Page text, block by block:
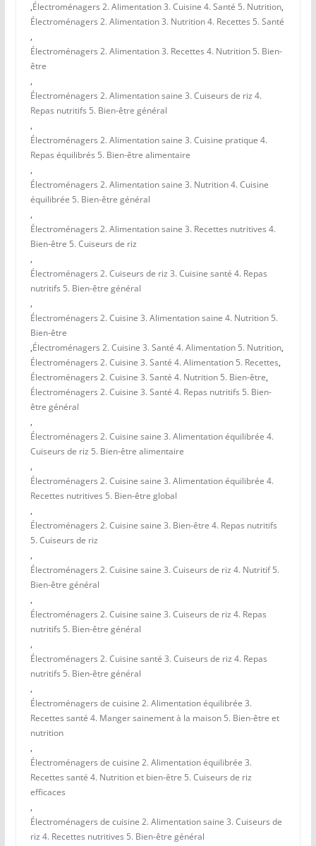
,Électroménagers 2. Alimentation 3. Cuisine 4. Santé 5. Nutrition,
Électroménagers 2. Alimentation 3. Nutrition 4. Recettes 5. Santé
,
Électroménagers 2. Alimentation 3. Recettes 4. Nutrition 5. Bien-
être
,
Électroménagers 2. Alimentation saine 3. Cuiseurs de riz 4.
Repas nutritifs 5. Bien-être général
,
Électroménagers 2. Alimentation saine 3. Cuisine pratique 4.
Repas équilibrés 5. Bien-être alimentaire
,
Électroménagers 2. Alimentation saine 3. Nutrition 4. Cuisine
équilibrée 5. Bien-être général
,
Électroménagers 2. Alimentation saine 3. Recettes nutritives 4.
Bien-être 5. Cuiseurs de riz
,
Électroménagers 2. Cuiseurs de riz 3. Cuisine santé 4. Repas
nutritifs 5. Bien-être général
,
Électroménagers 2. Cuisine 3. Alimentation saine 4. Nutrition 5.
Bien-être
,Électroménagers 2. Cuisine 3. Santé 4. Alimentation 5. Nutrition,
Électroménagers 2. Cuisine 3. Santé 4. Alimentation 5. Recettes,
Électroménagers 2. Cuisine 3. Santé 4. Nutrition 5. Bien-être,
Électroménagers 2. Cuisine 3. Santé 4. Repas nutritifs 5. Bien-
être général
,
Électroménagers 2. Cuisine saine 3. Alimentation équilibrée 4.
Cuiseurs de riz 5. Bien-être alimentaire
,
Électroménagers 2. Cuisine saine 3. Alimentation équilibrée 4.
Recettes nutritives 5. Bien-être global
,
Électroménagers 2. Cuisine saine 3. Bien-être 4. Repas nutritifs
5. Cuiseurs de riz
,
Électroménagers 2. Cuisine saine 3. Cuiseurs de riz 4. Nutritif 5.
Bien-être général
,
Électroménagers 2. Cuisine saine 3. Cuiseurs de riz 4. Repas
nutritifs 5. Bien-être général
,
Électroménagers 2. Cuisine santé 3. Cuiseurs de riz 4. Repas
nutritifs 5. Bien-être général
,
Électroménagers de cuisine 2. Alimentation équilibrée 3.
Recettes santé 4. Manger sainement à la maison 5. Bien-être et
nutrition
,
Électroménagers de cuisine 2. Alimentation équilibrée 3.
Recettes santé 4. Nutrition et bien-être 5. Cuiseurs de riz
efficaces
,
Électroménagers de cuisine 2. Alimentation saine 3. Cuiseurs de
riz 4. Recettes nutritives 5. Bien-être général